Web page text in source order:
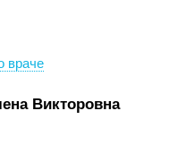
враче
Викторовна